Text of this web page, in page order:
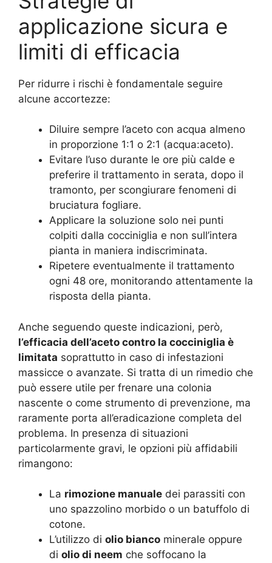
applicazione sicura e
limiti di efficacia
Per ridurre i rischi è fondamentale seguire
alcune accortezze:
Diluire sempre l’aceto con acqua almeno
in proporzione 1:1 o 2:1 (acqua:aceto).
Evitare l’uso durante le ore più calde e
preferire il trattamento in serata, dopo il
tramonto, per scongiurare fenomeni di
bruciatura fogliare.
Applicare la soluzione solo nei punti
colpiti dalla cocciniglia e non sull’intera
pianta in maniera indiscriminata.
Ripetere eventualmente il trattamento
ogni 48 ore, monitorando attentamente la
risposta della pianta.
Anche seguendo queste indicazioni, però,
l’efficacia dell’aceto contro la cocciniglia è
limitata soprattutto in caso di infestazioni
massicce o avanzate. Si tratta di un rimedio che
può essere utile per frenare una colonia
nascente o come strumento di prevenzione, ma
raramente porta all’eradicazione completa del
problema. In presenza di situazioni
particolarmente gravi, le opzioni più affidabili
rimangono:
La rimozione manuale dei parassiti con
uno spazzolino morbido o un batuffolo di
cotone.
L’utilizzo di olio bianco minerale oppure
di olio di neem che soffocano la